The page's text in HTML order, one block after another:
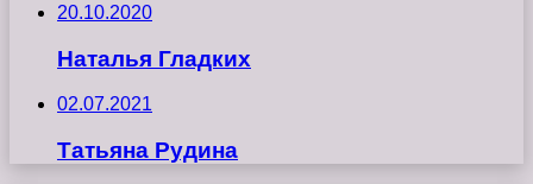
20.10.2020
Наталья Гладких
02.07.2021
Татьяна Рудина